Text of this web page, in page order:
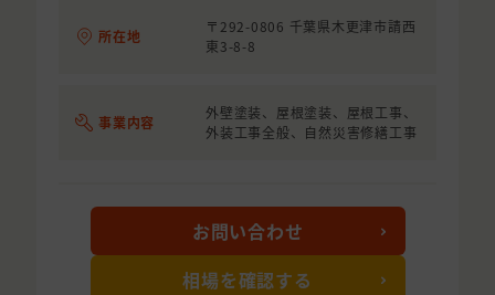
所在地
〒292-0806 千葉県木更津市請西
東3-8-8
事業内容
外壁塗装、屋根塗装、屋根工事、
外装工事全般、自然災害修繕工事
お問い合わせ
相場を確認する